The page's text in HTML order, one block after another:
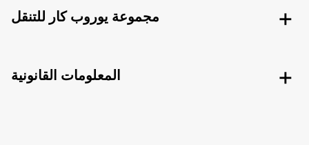
مجموعة يوروب كار للتنقل
المعلومات القانونية